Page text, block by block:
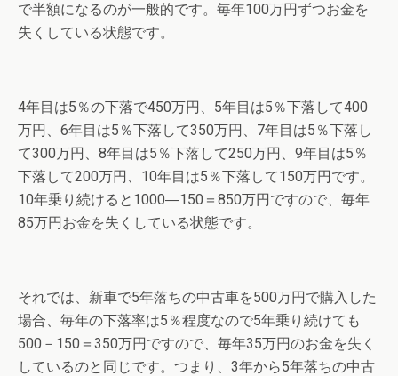
で半額になるのが一般的です。毎年100万円ずつお金を
失くしている状態です。
4年目は5％の下落で450万円、5年目は5％下落して400
万円、6年目は5％下落して350万円、7年目は5％下落し
て300万円、8年目は5％下落して250万円、9年目は5％
下落して200万円、10年目は5％下落して150万円です。
10年乗り続けると1000―150＝850万円ですので、毎年
85万円お金を失くしている状態です。
それでは、新車で5年落ちの中古車を500万円で購入した
場合、毎年の下落率は5％程度なので5年乗り続けても
500－150＝350万円ですので、毎年35万円のお金を失く
しているのと同じです。つまり、3年から5年落ちの中古